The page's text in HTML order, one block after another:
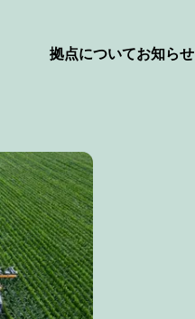
拠点についてお知らせ